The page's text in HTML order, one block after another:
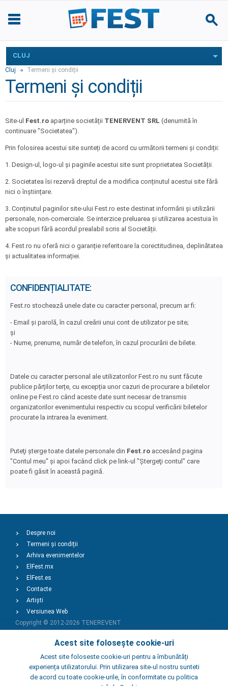
CLUJ
Cluj Termeni și condiții
Termeni și condiții
Site-ul Fest.ro aparține societății TENERVENT SRL (denumită în
continuare "Societatea").
Prin folosirea acestui site sunteți de acord cu următorii termeni și condiții:
1. Design-ul, logo-ul și paginile acestui site sunt proprietatea Societății.
2. Societatea îsi rezervă dreptul de a modifica conținutul acestui site fără
nici o înștiințare.
3. Conținutul paginilor site-ului Fest.ro este destinat informării și utilizării
personale, non-comerciale. Se interzice preluarea și utilizarea acestuia în
alte scopuri fără acordul prealabil scris al Societății.
4. Fest.ro nu oferă nici o garanție referitoare la corectitudinea, deplinătatea
și actualitatea informației.
CONFIDENȚIALITATE:
Fest.ro stochează unele date cu caracter personal, precum ar fi:
- Email şi parolă, în cazul creării unui cont de utilizator pe site;
şi
- Nume, prenume, număr de telefon, în cazul procurării de bilete.
Datele cu caracter personal ale utilizatorilor Fest.ro nu sunt făcute
publice părților terțe, cu excepția unor cazuri de procurare a biletelor
online pe Fest.ro când aceste date sunt necesar de transmis
organizatorilor evenimentului respectiv cu scopul verificării biletelor
procurate la intrarea la eveniment.
Puteţi şterge toate datele personale din Fest.ro accesând pagina
"Contul meu" şi apoi facând click pe link-ul "Ştergeţi contul" care
poate fi găsit în această pagină.
Acest site folosește cookie-uri
Acest site foloseste cookie-uri pentru a îmbunătăți
experiența utilizatorului. Prin utilizarea site-ul nostru sunteti
de acord cu toate cookie-urile, în conformitate cu politica
Despre noi
Termeni și condiții
Arhiva evenimentelor
ElFest.mx
ElFest.es
Contacte
Artiști
Versiunea Web
Copyright © 2012-2026 TENEREVENT
Adaugă Eveniment